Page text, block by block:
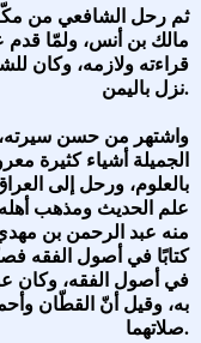
ثم رحل الشافعي من مكّة
مالك بن أنس، ولمّا قدم
قراءته ولازمه، وكان
نزل باليمن.
واشتهر من حسن سيرته،
الجميلة أشياء كثيرة
بالعلوم، ورحل إلى
علم الحديث ومذهب
منه عبد الرحمن بن
كتابًا في أصول الفقه
في أصول الفقه، وكان
به، وقيل أنّ القطّان
صلاتهما.